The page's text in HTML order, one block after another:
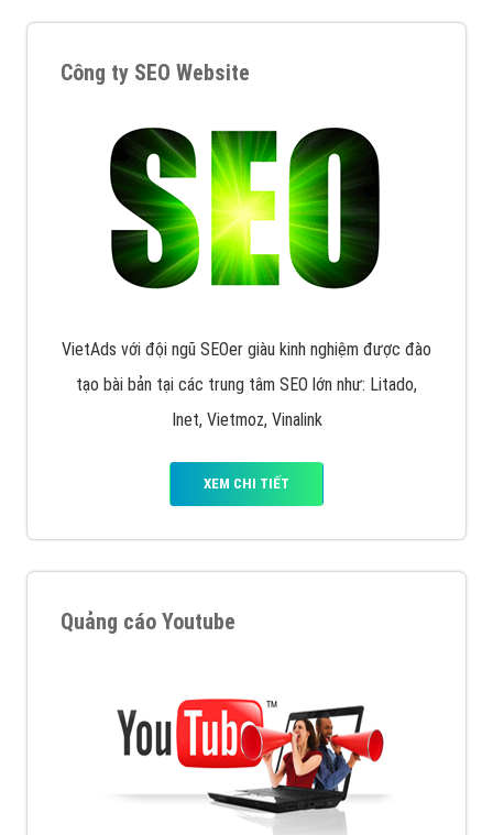
Công ty SEO Website
VietAds với đội ngũ SEOer giàu kinh nghiệm được đào
tạo bài bản tại các trung tâm SEO lớn như: Litado,
Inet, Vietmoz, Vinalink
XEM CHI TIẾT
Quảng cáo Youtube